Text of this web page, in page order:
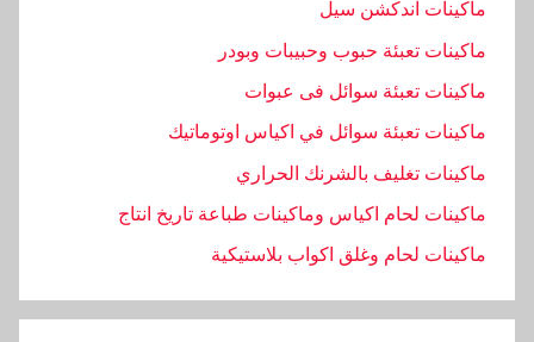
ماكينات اندكشن سيل
ماكينات تعبئة حبوب وحبيبات وبودر
ماكينات تعبئة سوائل فى عبوات
ماكينات تعبئة سوائل في اكياس اوتوماتيك
ماكينات تغليف بالشرنك الحراري
ماكينات لحام اكياس وماكينات طباعة تاريخ انتاج
ماكينات لحام وغلق اكواب بلاستيكية